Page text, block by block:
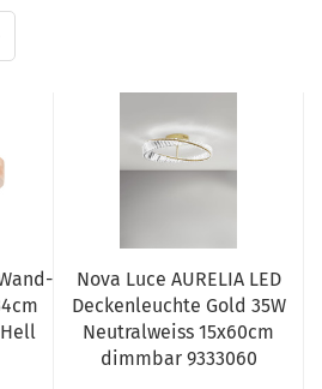
Nova Luce AURELIA LED
Deckenleuchte Gold 35W
Neutralweiss 15x60cm
dimmbar 9333060